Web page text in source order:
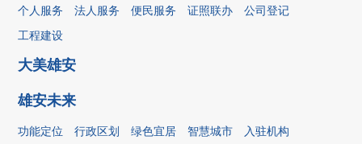
个人服务 法人服务 便民服务 证照联办
公司登记
工程建设
大美雄安
雄安未来
功能定位 行政区划 绿色宜居 智慧城市 入驻机构